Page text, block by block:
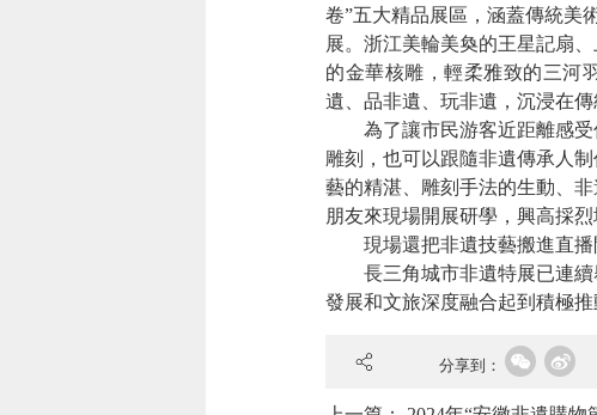
卷”五大精品展區，涵蓋傳統美
展。浙江美輪美奐的王星記扇
的金華核雕，輕柔雅致的三河
遺、品非遺、玩非遺，沉浸在傳
為了讓市民游客近距離感受
雕刻，也可以跟隨非遺傳承人
藝的精湛、雕刻手法的生動、
朋友來現場開展研學，興高採烈
現場還把非遺技藝搬進直播間
長三角城市非遺特展已連續
發展和文旅深度融合起到積極推
分享到：